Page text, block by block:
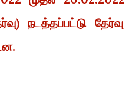
நடத்தப்பட்டு